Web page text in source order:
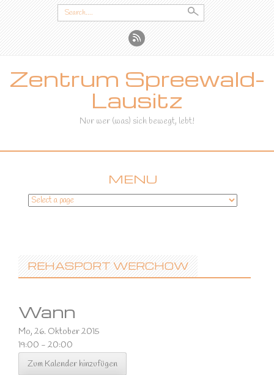
Search
for:
Zentrum Spreewald-
Lausitz
Nur wer (was) sich bewegt, lebt!
MENU
SKIP
REHASPORT WERCHOW
Wann
Mo, 26. Oktober 2015
19:00 - 20:00
Zum Kalender hinzufügen